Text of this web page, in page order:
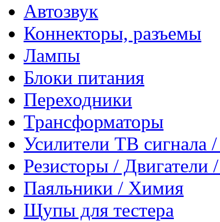
Автозвук
Коннекторы, разъемы
Лампы
Блоки питания
Переходники
Трансформаторы
Усилители ТВ сигнала
Резисторы /
Паяльники / Химия
Щупы для тестера